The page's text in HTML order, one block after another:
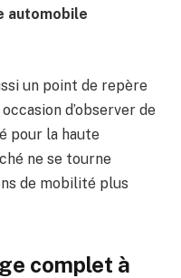
automobile
un point de repère
d’observer de
pour la haute
ne se tourne
de mobilité plus
complet à